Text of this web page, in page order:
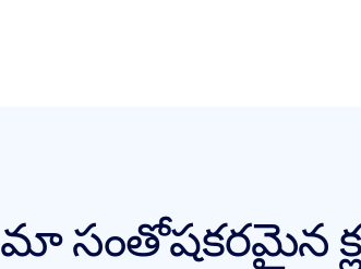
మా సంతోషకరమైన